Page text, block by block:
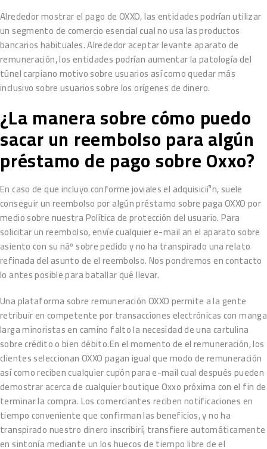
Alrededor mostrar el pago de OXXO, las entidades podrían utilizar
un segmento de comercio esencial cual no usa las productos
bancarios habituales. Alrededor aceptar levante aparato de
remuneración, los entidades podrían aumentar la patologí­a del
túnel carpiano motivo sobre usuarios así­ como quedar más
inclusivo sobre usuarios sobre los orígenes de dinero.
¿La manera sobre cómo puedo
sacar un reembolso para algún
préstamo de pago sobre Oxxo?
En caso de que incluyo conforme joviales el adquisicií³n, suele
conseguir un reembolso por algún préstamo sobre paga OXXO por
medio sobre nuestra Política de protección del usuario. Para
solicitar un reembolso, envíe cualquier e-mail an el aparato sobre
asiento con su nâº sobre pedido y no ha transpirado una relato
refinada del asunto de el reembolso. Nos pondremos en contacto
lo antes posible para batallar qué llevar.
Una plataforma sobre remuneración OXXO permite a la gente
retribuir en competente por transacciones electrónicas con manga
larga minoristas en camino falto la necesidad de una cartulina
sobre crédito o bien débito.En el momento de el remuneración, los
clientes seleccionan OXXO pagan igual que modo de remuneración
así­ como reciben cualquier cupón para e-mail cual después pueden
demostrar acerca de cualquier boutique Oxxo próxima con el fin de
terminar la compra. Los comerciantes reciben notificaciones en
tiempo conveniente que confirman las beneficios, y no ha
transpirado nuestro dinero inscribirí¡ transfiere automáticamente
en sintonía mediante un los huecos de tiempo libre de el